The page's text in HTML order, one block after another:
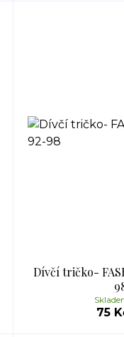
Dívčí tričko-
75